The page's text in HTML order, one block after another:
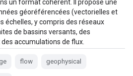
un format cohérent. Il propose une
géoréférencées (vectorielles et
échelles, y compris des réseaux
de bassins versants, des
accumulations de flux.
flow geophysical